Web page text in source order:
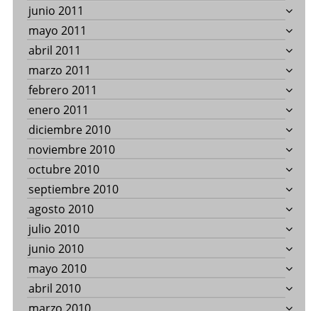
junio 2011
mayo 2011
abril 2011
marzo 2011
febrero 2011
enero 2011
diciembre 2010
noviembre 2010
octubre 2010
septiembre 2010
agosto 2010
julio 2010
junio 2010
mayo 2010
abril 2010